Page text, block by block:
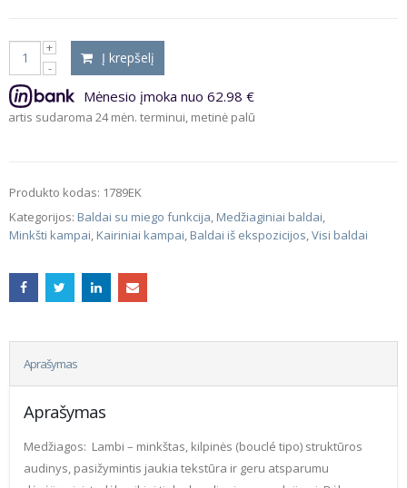
Į krepšelį
Mėnesio įmoka nuo 62.98 €
24 mėn. terminui, metinė palūkanų norma – 9.5%, sutarties
Produkto kodas: 1789EK
Kategorijos: Baldai su miego funkcija Medžiaginiai baldai
Minkšti kampai Kairiniai kampai Baldai iš ekspozicijos Visi baldai
Aprašymas
Aprašymas
Medžiagos: Lambi – minkštas, kilpinės (bouclé tipo) struktūros
audinys, pasižymintis jaukia tekstūra ir geru atsparumu